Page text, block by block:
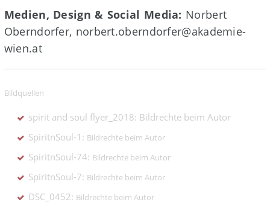
Medien, Design & Social Media: Norbert
Oberndorfer, norbert.oberndorfer@akademie-
wien.at
Bildquellen
spirit and soul flyer_2018: Bildrechte beim Autor
SpiritnSoul-1: Bildrechte beim Autor
SpiritnSoul-74: Bildrechte beim Autor
SpiritnSoul-7: Bildrechte beim Autor
DSC_0452: Bildrechte beim Autor